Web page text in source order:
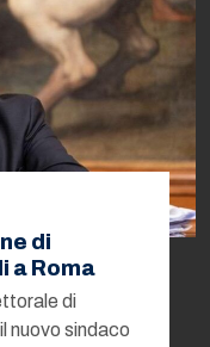
di
a Roma
di
nuovo sindaco